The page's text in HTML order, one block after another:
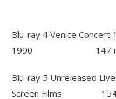
145
Blu-ray 4 Venice
1990 147
Blu-ray 5 Unreleased
Screen Films 154